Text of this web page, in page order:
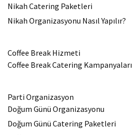
Nikah Catering Paketleri
Nikah Organizasyonu Nasıl Yapılır?
Coffee Break Hizmeti
Coffee Break Catering Kampanyaları
Parti Organizasyon
Doğum Günü Organizasyonu
Doğum Günü Catering Paketleri